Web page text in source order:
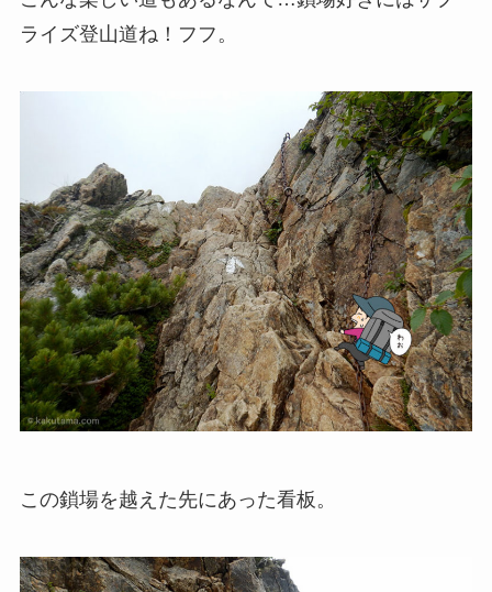
ライズ登山道ね！フフ。
この鎖場を越えた先にあった看板。